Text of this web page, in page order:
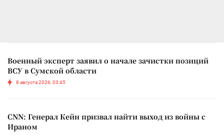
Военный эксперт заявил о начале зачистки позиций
ВСУ в Сумской области
8 августа 2026, 03:45
CNN: Генерал Кейн призвал найти выход из войны с
Ираном